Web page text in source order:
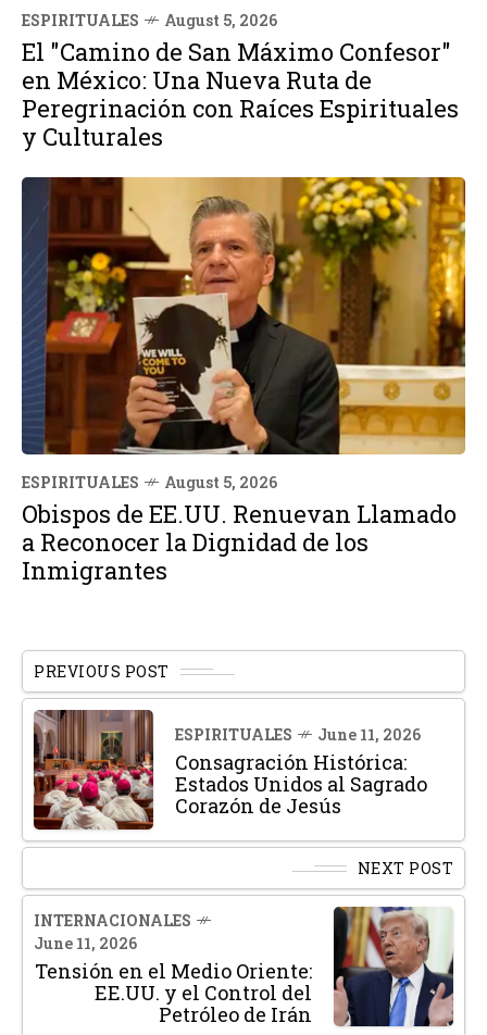
ESPIRITUALES August 5, 2026
El "Camino de San Máximo Confesor"
en México: Una Nueva Ruta de
Peregrinación con Raíces Espirituales
y Culturales
ESPIRITUALES August 5, 2026
Obispos de EE.UU. Renuevan Llamado
a Reconocer la Dignidad de los
Inmigrantes
PREVIOUS POST
ESPIRITUALES June 11, 2026
Consagración Histórica:
Estados Unidos al Sagrado
Corazón de Jesús
NEXT POST
INTERNACIONALES
June 11, 2026
Tensión en el Medio Oriente:
EE.UU. y el Control del
Petróleo de Irán